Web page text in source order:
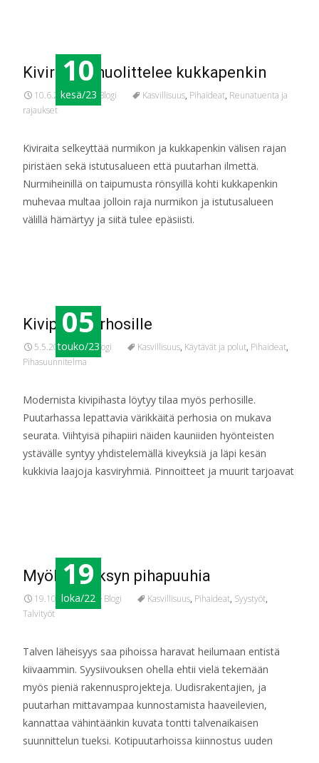
10
kesä/23
Kivirajaus huolittelee kukkapenkin
10.6.2023 Blogi Kasvillisuus, Pihaideat, Reunatuenta ja
rajaukset
Kiviraita selkeyttää nurmikon ja kukkapenkin välisen rajan
piristäen sekä istutusalueen että puutarhan ilmettä.
Nurmiheinillä on taipumusta rönsyillä kohti kukkapenkin
muhevaa multaa jolloin raja nurmikon ja istutusalueen
välillä hämärtyy ja siitä tulee epäsiisti.
05
touko/23
Kivipiha perhosille
5.5.2023 Blogi Kasvillisuus, Käytävät ja polut, Pihaideat,
Pihasuunnitelma
Modernista kivipihasta löytyy tilaa myös perhosille.
Puutarhassa lepattavia värikkäitä perhosia on mukava
seurata. Viihtyisä pihapiiri näiden kauniiden hyönteisten
ystävälle syntyy yhdistelemällä kiveyksiä ja läpi kesän
kukkivia laajoja kasviryhmiä. Pinnoitteet ja muurit tarjoavat
19
loka/22
Myöhäissyksyn pihapuuhia
19.10.2022 Blogi Kasvillisuus, Pihaideat, Syystyöt,
Talvityöt
Talven läheisyys saa pihoissa haravat heilumaan entistä
kiivaammin. Syysiivouksen ohella ehtii vielä tekemään
myös pieniä rakennusprojekteja. Uudisrakentajien, ja
puutarhan mittavampaa kunnostamista haaveilevien,
kannattaa vähintäänkin kuvata tontti talvenaikaisen
suunnittelun tueksi. Kotipuutarhoissa kiinnostus uuden